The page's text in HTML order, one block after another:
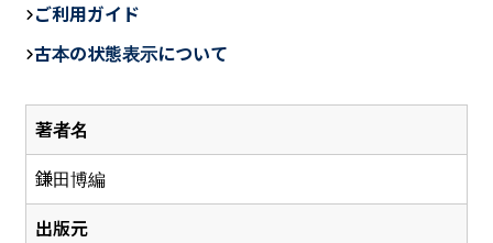
著者名
鎌田博編
出版元
e
b
o
o
ご利用ガイド
古本の状態表示について